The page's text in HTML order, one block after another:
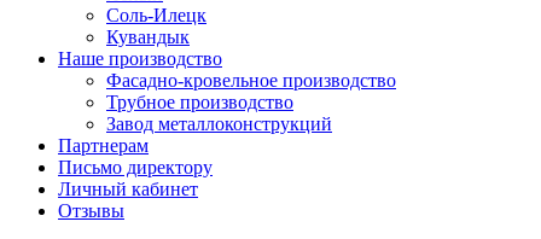
Соль-Илецк
Кувандык
Наше производство
Фасадно-кровельное производство
Трубное производство
Завод металлоконструкций
Партнерам
Письмо директору
Личный кабинет
Отзывы